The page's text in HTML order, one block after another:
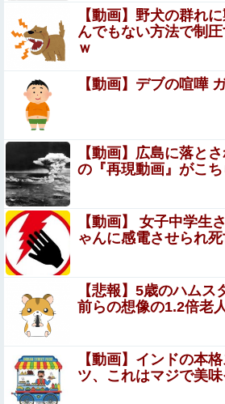
【悲報】マレーシア「進撃の巨人
育に悪いだろ」
フランス人「なぜ移籍させない?」
地サポの本音がこれ！【海外の反応
【動画】ロシアの少年、姉（14）の
うｗｗｗｗｗｗ
【悲報】ロシア系ハッカー集団の要
た大手冷凍ニチレイ、宣言通り全て
される
【悲報】台風15号の進路、め
ｗｗｗ：26/08/10のニュース他
【画像】 こういう『横乳』が見える
ｗｗｗｗ
【画像】 ワイ底辺期間工の夕食が
ｗｗｗｗｗ
旦那がやたら上の子を義実家に泊ま
【動画】野犬の群れ
んでもない方法で制
ｗ
【動画】デブの喧嘩
【動画】広島に落と
の『再現動画』がこち
【動画】 女子中学生
ゃんに感電させられ
【悲報】5歳のハム
前らの想像の1.2倍老
【動画】インドの本
ツ、これはマジで美